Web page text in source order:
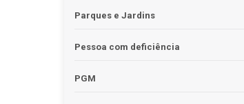
Parques e Jardins
Pessoa com deficiência
PGM